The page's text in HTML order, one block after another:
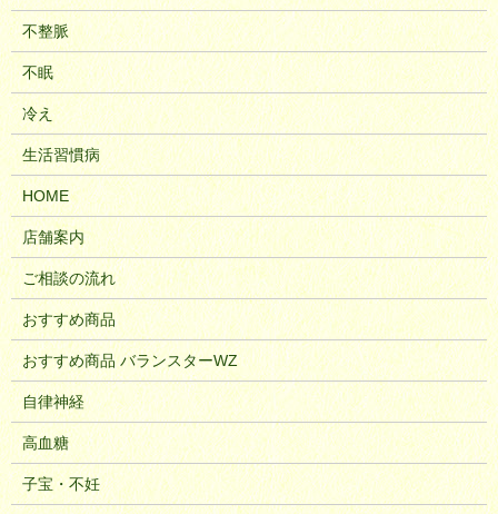
不整脈
不眠
冷え
生活習慣病
HOME
店舗案内
ご相談の流れ
おすすめ商品
おすすめ商品 バランスターWZ
自律神経
高血糖
子宝・不妊